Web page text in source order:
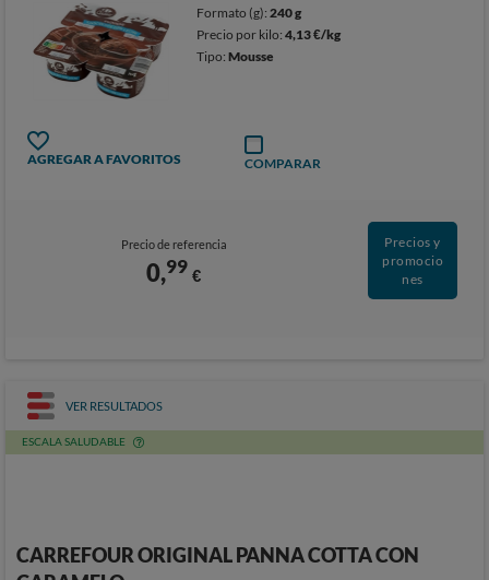
Formato (g):240 g
Precio por kilo:4,13 €/kg
Tipo:Mousse
AGREGAR A FAVORITOS COMPARAR
Precio de referencia
0,99 €
Precios y
promocio
nes
VER RESULTADOS
ESCALA SALUDABLE
CARREFOUR ORIGINAL PANNA COTTA CON